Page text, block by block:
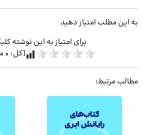
به این مطلب امتیاز دهید
برای امتیاز به این نوشته
[کل: 0
مطالب مرتبط: